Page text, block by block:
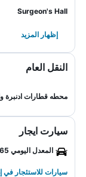
Surgeon's Hall
إظهار المزيد
النقل العام
محطه قطارات ادنبرة
سيارت ايجار
المعدل اليومي 65 ﷼
سيارات للاستئجار في